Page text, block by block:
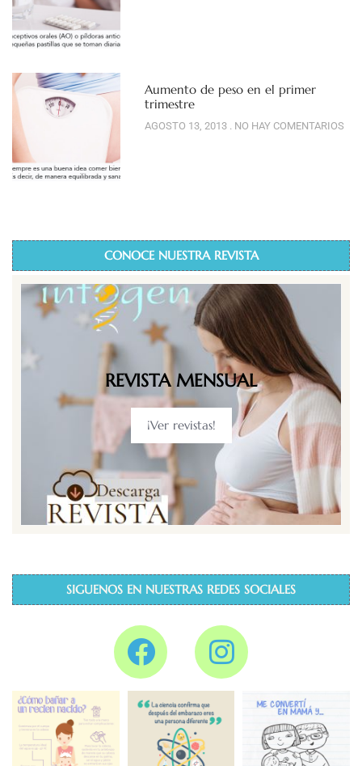
Aumento de peso en el primer
trimestre
AGOSTO 13, 2013 NO HAY COMENTARIOS
CONOCE NUESTRA REVISTA
REVISTA MENSUAL
¡Ver revistas!
SIGUENOS EN NUESTRAS REDES SOCIALES